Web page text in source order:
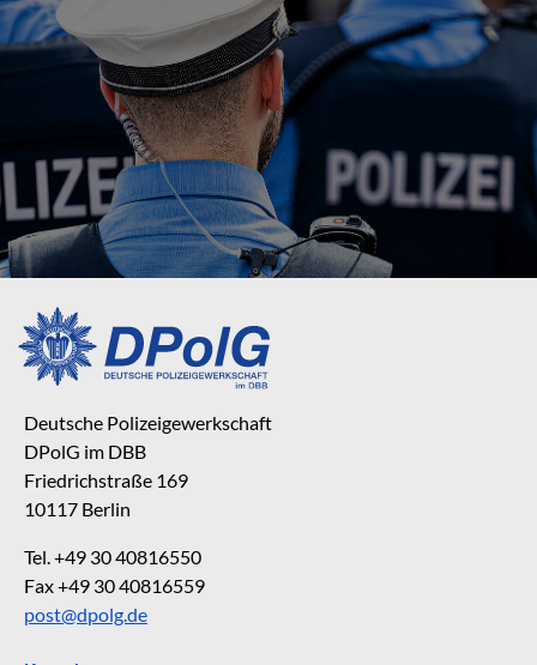
Deutsche Polizeigewerkschaft
DPolG im DBB
Friedrichstraße 169
10117 Berlin
Tel. +49 30 40816550
Fax +49 30 40816559
post@dpolg.de